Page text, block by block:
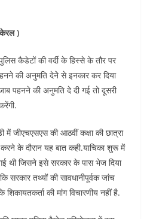
केरल )
कैडेटों की वर्दी के हिस्से के तौर पर
की अनुमति देनेे से इनकार कर दिया
पहनने की अनुमति दे दी गई तो दूसरी
में जीएचएसएस की आठवीं कक्षा की छात्रा
करने के दौरान यह बात कही.याचिका शुरू में
थी जिसने इसे सरकार के पास भेज दिया
सरकार तथ्यों की सावधानीपूर्वक जांच
की मांग विचारणीय नहीं है.